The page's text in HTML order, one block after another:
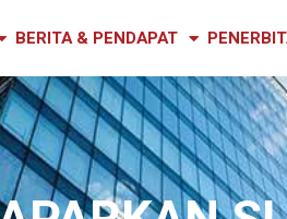
BERITA & PENDAPAT